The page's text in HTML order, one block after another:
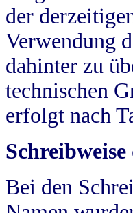
der
Verwendung
dahinter zu
technischen
erfolgt nach
Bei den